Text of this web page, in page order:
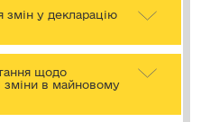
у декларацію
щодо
зміни в майновому